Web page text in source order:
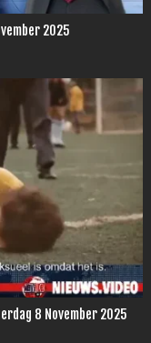
2025
8 November 2025